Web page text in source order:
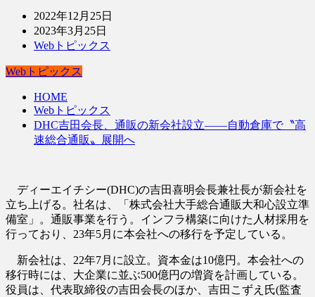
2022年12月25日
2023年3月25日
Webトピックス
Webトピックス
HOME
Webトピックス
DHC吉田会長、通販の新会社設立――自動倉庫で〝高
速総合通販〟展開へ
ディーエイチシー(DHC)の吉田喜明会長兼社長が新会社を
立ち上げる。社名は、「株式会社大手総合通販大和心設立準
備室」。通販事業を行う。インフラ構築に向けた人材採用を
行っており、23年5月に本会社への移行を予定している。
新会社は、22年7月に設立。資本金は10億円。本会社への
移行時には、大企業に並ぶ500億円の増資を計画している。
役員は、代表取締役の吉田会長のほか、吉田こずえ氏(監査